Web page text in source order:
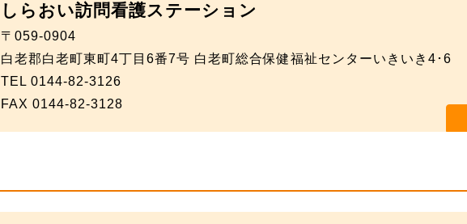
しらおい訪問看護ステーション
〒059-0904
白老郡白老町東町4丁目6番7号 白老町総合保健福祉センターいきいき4･6
TEL 0144-82-3126
FAX 0144-82-3128